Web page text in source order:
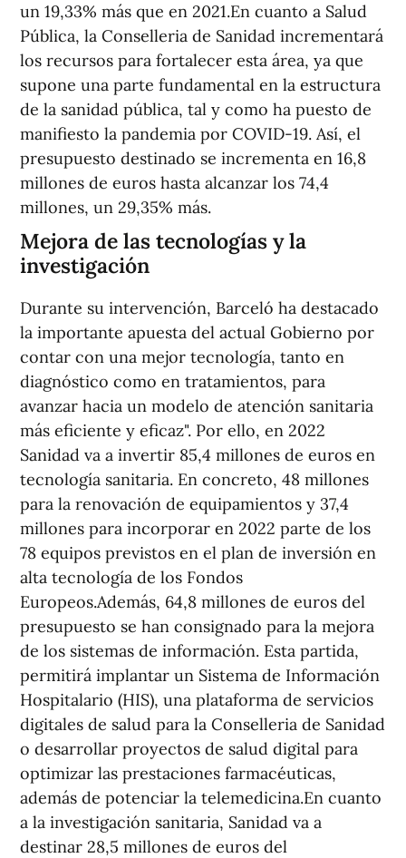
un 19,33% más que en 2021.En cuanto a Salud
Pública, la Conselleria de Sanidad incrementará
los recursos para fortalecer esta área, ya que
supone una parte fundamental en la estructura
de la sanidad pública, tal y como ha puesto de
manifiesto la pandemia por COVID-19. Así, el
presupuesto destinado se incrementa en 16,8
millones de euros hasta alcanzar los 74,4
millones, un 29,35% más.
Mejora de las tecnologías y la
investigación
Durante su intervención, Barceló ha destacado
la importante apuesta del actual Gobierno por
contar con una mejor tecnología, tanto en
diagnóstico como en tratamientos, para
avanzar hacia un modelo de atención sanitaria
más eficiente y eficaz". Por ello, en 2022
Sanidad va a invertir 85,4 millones de euros en
tecnología sanitaria. En concreto, 48 millones
para la renovación de equipamientos y 37,4
millones para incorporar en 2022 parte de los
78 equipos previstos en el plan de inversión en
alta tecnología de los Fondos
Europeos.Además, 64,8 millones de euros del
presupuesto se han consignado para la mejora
de los sistemas de información. Esta partida,
permitirá implantar un Sistema de Información
Hospitalario (HIS), una plataforma de servicios
digitales de salud para la Conselleria de Sanidad
o desarrollar proyectos de salud digital para
optimizar las prestaciones farmacéuticas,
además de potenciar la telemedicina.En cuanto
a la investigación sanitaria, Sanidad va a
destinar 28,5 millones de euros del